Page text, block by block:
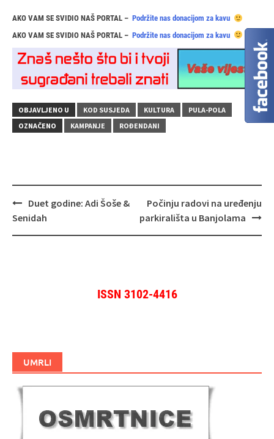
AKO VAM SE SVIDIO NAŠ PORTAL – Podržite nas donacijom za kavu
AKO VAM SE SVIDIO NAŠ PORTAL – Podržite nas donacijom za kavu
OBJAVLJENO U KOD SUSJEDA KULTURA
PULA-POLA
OZNAČENO
KAMPANJE ROĐENDANI
Navigacija
objava
Duet godine: Adi Šoše &
Senidah
Počinju radovi na uređenju
parkirališta u Banjolama
ISSN 3102-4416
UMRLI